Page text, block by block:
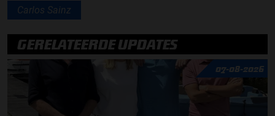
Carlos Sainz
GERELATEERDE UPDATES
07-08-2026